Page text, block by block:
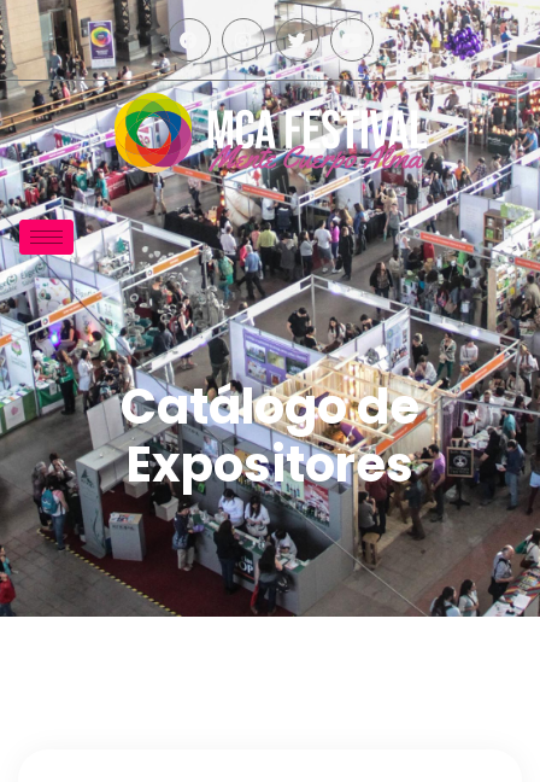
Catálogo de
Expositores